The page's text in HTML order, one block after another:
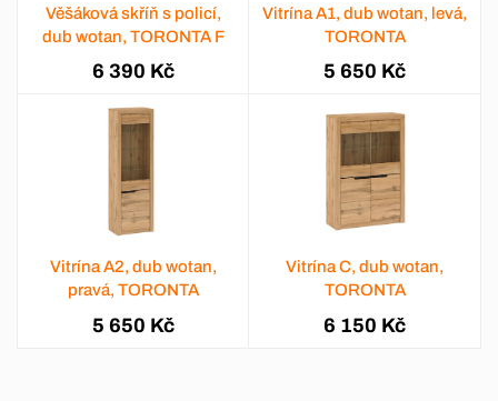
Věšáková skříň s policí,
dub wotan, TORONTA F
6 390 Kč
Vitrína A1, dub wotan, levá,
TORONTA
5 650 Kč
Vitrína A2, dub wotan,
pravá, TORONTA
5 650 Kč
Vitrína C, dub wotan,
TORONTA
6 150 Kč